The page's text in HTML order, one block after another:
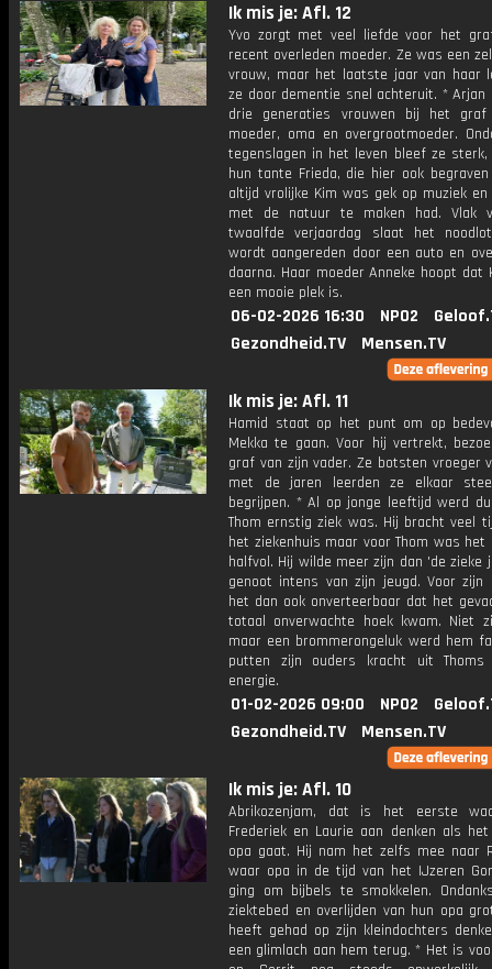
Ik mis je: Afl. 12
Yvo zorgt met veel liefde voor het
recent overleden moeder. Ze was een
vrouw, maar het laatste jaar van haar
ze door dementie snel achteruit. * Arjan
drie generaties vrouwen bij het
moeder, oma en overgrootmoeder.
tegenslagen in het leven bleef ze
hun tante Frieda, die hier ook
altijd vrolijke Kim was gek op muziek
met de natuur te maken had. Vlak
twaalfde verjaardag slaat het
wordt aangereden door een auto en
daarna. Haar moeder Anneke hoopt dat
een mooie plek is.
06-02-2026 16:30 NPO2
Gezondheid.TV
Mensen.TV
Ik mis je: Afl. 11
Hamid staat op het punt om op
Mekka te gaan. Voor hij vertrekt,
graf van zijn vader. Ze botsten vroeger
met de jaren leerden ze elkaar
begrijpen. * Al op jonge leeftijd werd
Thom ernstig ziek was. Hij bracht veel
het ziekenhuis maar voor Thom was
halfvol. Hij wilde meer zijn dan 'de zieke
genoot intens van zijn jeugd. Voor zijn
het dan ook onverteerbaar dat het
totaal onverwachte hoek kwam. Niet
maar een brommerongeluk werd hem
putten zijn ouders kracht uit Thoms
energie.
01-02-2026 09:00 NPO2
Gezondheid.TV
Mensen.TV
Ik mis je: Afl. 10
Abrikozenjam, dat is het eerste
Frederiek en Laurie aan denken als
opa gaat. Hij nam het zelfs mee naar
waar opa in de tijd van het IJzeren
ging om bijbels te smokkelen.
ziektebed en overlijden van hun opa
heeft gehad op zijn kleindochters
een glimlach aan hem terug. * Het is